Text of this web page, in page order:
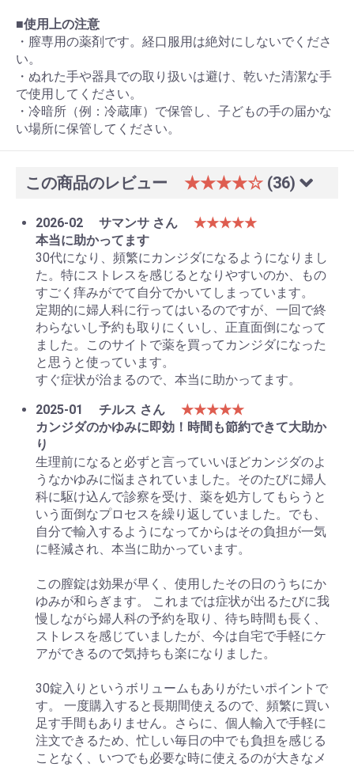
■使用上の注意
・膣専用の薬剤です。経口服用は絶対にしないでくださ
い。
・ぬれた手や器具での取り扱いは避け、乾いた清潔な手
で使用してください。
・冷暗所（例：冷蔵庫）で保管し、子どもの手の届かな
い場所に保管してください。
この商品のレビュー ★★★★☆ (36)
2026-02 サマンサ さん
★★★★★
本当に助かってます
30代になり、頻繁にカンジダになるようになりまし
た。特にストレスを感じるとなりやすいのか、もの
すごく痒みがでて自分でかいてしまっています。
定期的に婦人科に行ってはいるのですが、一回で終
わらないし予約も取りにくいし、正直面倒になって
ました。このサイトで薬を買ってカンジダになった
と思うと使っています。
すぐ症状が治まるので、本当に助かってます。
2025-01
チルス さん
★★★★★
カンジダのかゆみに即効！時間も節約できて大助か
り
生理前になると必ずと言っていいほどカンジダのよ
うなかゆみに悩まされていました。そのたびに婦人
科に駆け込んで診察を受け、薬を処方してもらうと
いう面倒なプロセスを繰り返していました。でも、
自分で輸入するようになってからはその負担が一気
に軽減され、本当に助かっています。
この膣錠は効果が早く、使用したその日のうちにか
ゆみが和らぎます。 これまでは症状が出るたびに我
慢しながら婦人科の予約を取り、待ち時間も長く、
ストレスを感じていましたが、今は自宅で手軽にケ
アができるので気持ちも楽になりました。
30錠入りというボリュームもありがたいポイントで
す。 一度購入すると長期間使えるので、頻繁に買い
足す手間もありません。さらに、個人輸入で手軽に
注文できるため、忙しい毎日の中でも負担を感じる
ことなく、いつでも必要な時に使えるのが大きなメ